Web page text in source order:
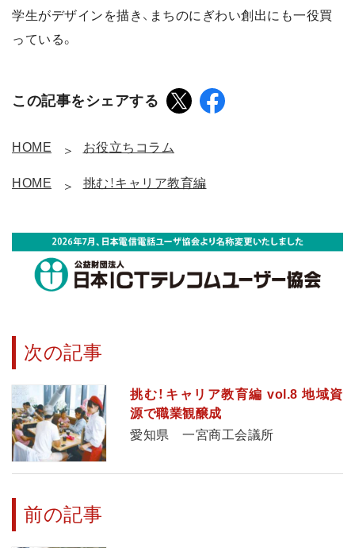
学生がデザインを描き、まちのにぎわい創出にも一役買
っている。
この記事をシェアする
HOME お役立ちコラム
HOME 挑む！キャリア教育編
次の記事
挑む！キャリア教育編 vol.8 地域資
源で職業観醸成
愛知県 一宮商工会議所
前の記事